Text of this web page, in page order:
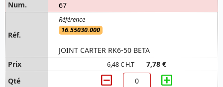
67
16.55030.000
JOINT CARTER RK6-50 BETA
6,48 € H.T 7,78 €